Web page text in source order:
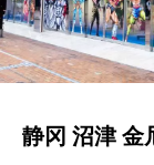
静冈 沼津 金